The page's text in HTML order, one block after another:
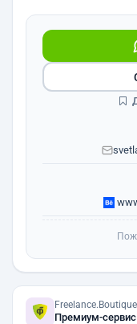
Freelance.Boutique
Премиум-